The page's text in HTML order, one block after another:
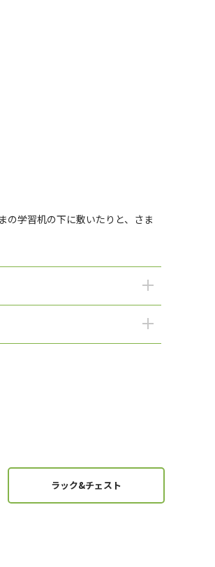
の学習机の下に敷いたりと、さま
ラック&チェスト